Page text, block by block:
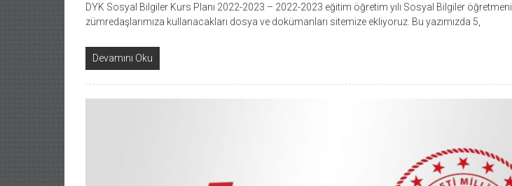
DYK Sosyal Bilgiler Kurs Planı 2022-2023 – 2022-2023 eğitim öğretim yılı Sosyal Bilgiler öğretmeni
zümredaşlarımıza kullanacakları dosya ve dokümanları sitemize ekliyoruz. Bu yazımızda 5,
Devamını Oku